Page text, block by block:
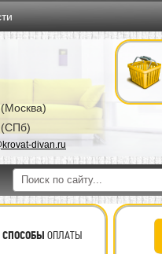
(Москва)
(СПб)
divan.ru
СПОСОБЫ ОПЛАТЫ